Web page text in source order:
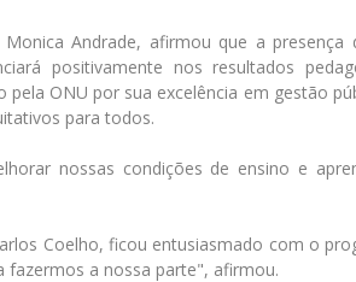
Andrade, afirmou que a
positivamente nos resultados
ONU por sua excelência em gestão
para todos.
nossas condições de ensino e
Coelho, ficou entusiasmado com o
fazermos a nossa parte", afirmou.